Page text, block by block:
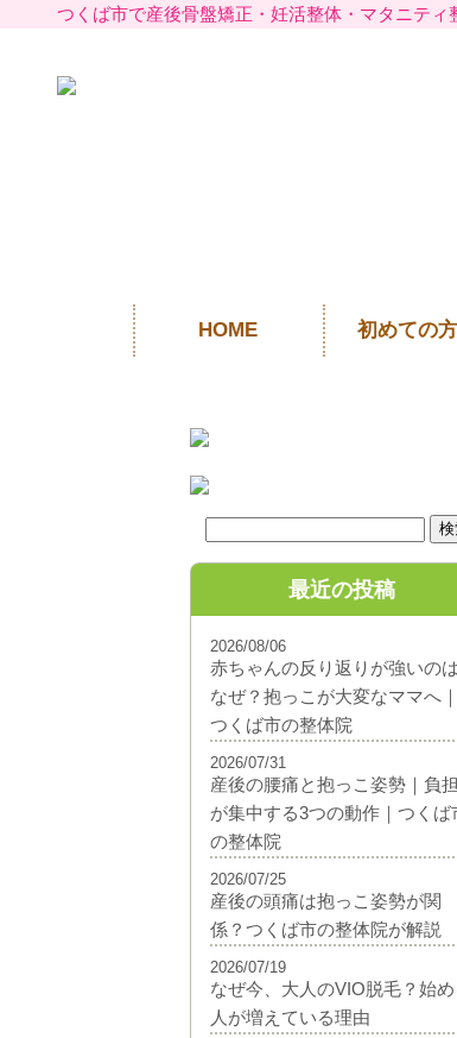
つくば市で産後骨盤矯正・妊活整体・マタニテ
HOME 初めての
最近の投稿
赤ちゃんの反り返りが強いのは
なぜ？抱っこが大変なママへ｜
つくば市の整体院
2026/08/06
産後の腰痛と抱っこ姿勢｜負担
が集中する3つの動作｜つくば
の整体院
2026/07/31
産後の頭痛は抱っこ姿勢が関
係？つくば市の整体院が解説
2026/07/25
なぜ今、大人のVIO脱毛？始め
人が増えている理由
2026/07/19